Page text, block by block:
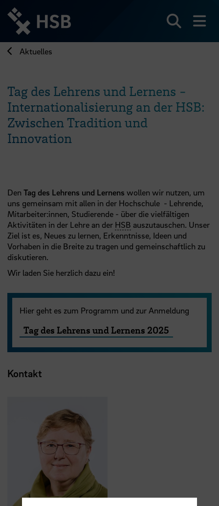
zum
Seiteninhalt
springen
Aktuelles
Tag des Lehrens und Lernens -
Internationalisierung an der HSB:
Zwischen Tradition und
Innovation
Den Tag des Lehrens und Lernens wollen wir nutzen, um
uns gemeinsam mit allen in der Hochschule - Lehrende,
Mitarbeiter:innen, Studierende - über die vielfältigen
Aktivitäten in der Lehre an der HSB auszutauschen. Unser
Ziel ist es, Neues zu lernen, Erkenntnisse, Ideen und
Vorhaben in die Breite zu tragen und gemeinschaftlich zu
diskutieren.
Wir laden Sie herzlich dazu ein!
Hier geht es zum Programm und zur Anmeldung
Tag des Lehrens und Lernens 2025
Kontakt